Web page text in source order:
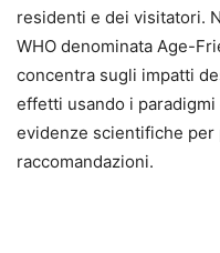
residenti e dei visitatori.
WHO denominata Age-
concentra sugli impatti
effetti usando i
evidenze scientifiche
raccomandazioni.